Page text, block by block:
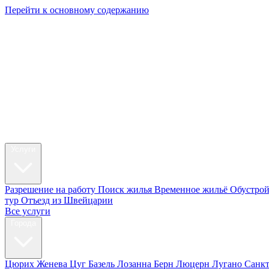
Перейти к основному содержанию
Разрешение на работу Поиск жилья Временное жильё
тур Отъезд из Швейцарии
Все услуги
Цюрих Женева Цуг Базель Лозанна Берн Люцерн Лугано